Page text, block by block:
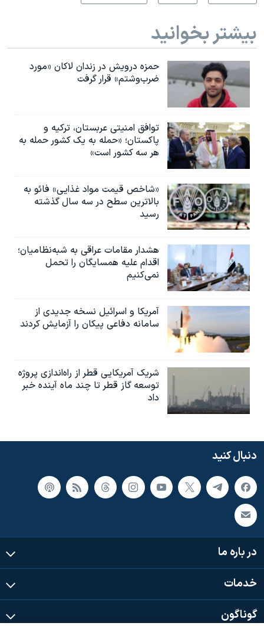
بیشتر بخوانید
حمزه درویش در زندان لاکان «مورد
ضرب‌وشتم» قرار گرفت
توافق امنیتی عربستان، ترکیه و
پاکستان؛ «حمله به یک کشور حمله به
هر سه کشور است»
«شاخص قیمت مواد غذایی» فائو به
بالاترین سطح در سه سال گذشته
رسید
هشدار مقامات عراقی به شبه‌نظامیان؛
اقدام علیه همسایگان را تحمل
نمی‌کنیم
آمریکا و اسرائیل نسخه جدیدی از
سامانه دفاعی پیکان را آزمایش کردند
شریک آمریکایی قطر از راه‌اندازی پروژه
توسعه گاز قطر تا چند ماه آینده خبر
داد
دنبال کنید
در باره ما
خدمات
گوناگون